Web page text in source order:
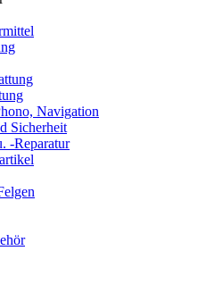
Navigation
Sicherheit
-Reparatur